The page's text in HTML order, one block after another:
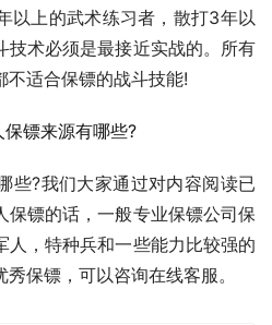
以上的武术练习者，散打3年以
技术必须是最接近实战的。所有
不适合保镖的战斗技能!
?我们大家通过对内容阅读已
保镖的话，一般专业保镖公司保
人，特种兵和一些能力比较强的
保镖，可以咨询在线客服。